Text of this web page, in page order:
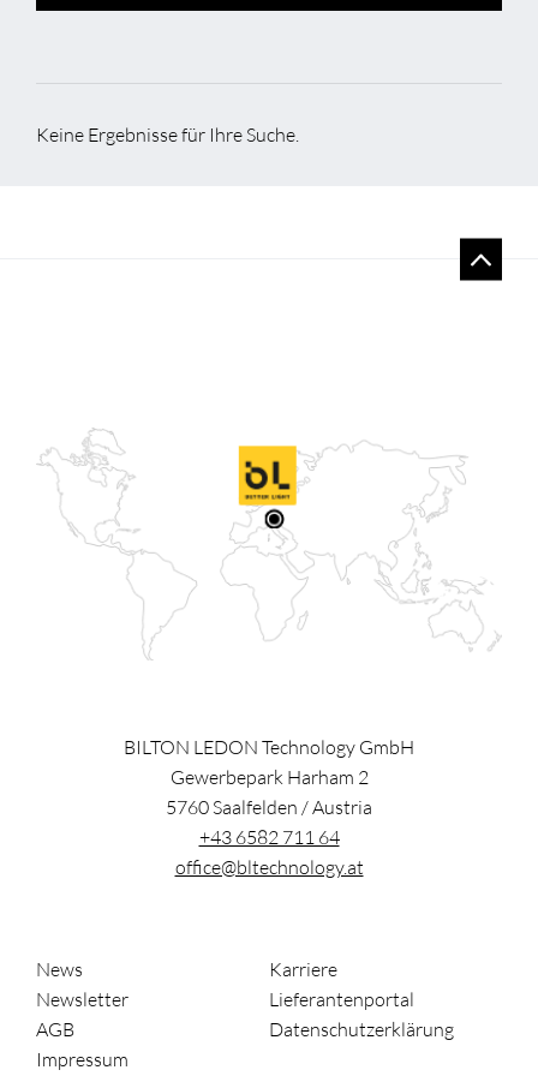
Keine Ergebnisse für Ihre Suche.
BILTON LEDON Technology GmbH
Gewerbepark Harham 2
5760Saalfelden /Austria
+43 6582 711 64
office@bltechnology.at
News
Karriere
Newsletter
Lieferantenportal
AGB
Datenschutzerklärung
Impressum